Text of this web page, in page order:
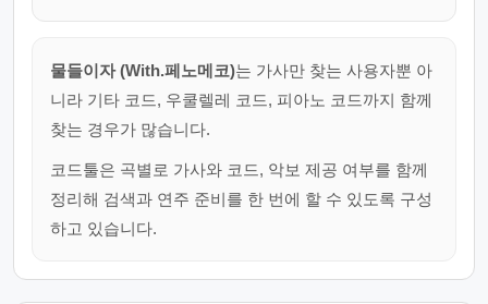
물들이자 (With.페노메코)는 가사만 찾는 사용자뿐 아
니라 기타 코드, 우쿨렐레 코드, 피아노 코드까지 함께
찾는 경우가 많습니다.
코드툴은 곡별로 가사와 코드, 악보 제공 여부를 함께
정리해 검색과 연주 준비를 한 번에 할 수 있도록 구성
하고 있습니다.